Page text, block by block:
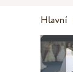
Hlavní